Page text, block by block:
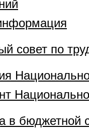
совет по
в бюджетной